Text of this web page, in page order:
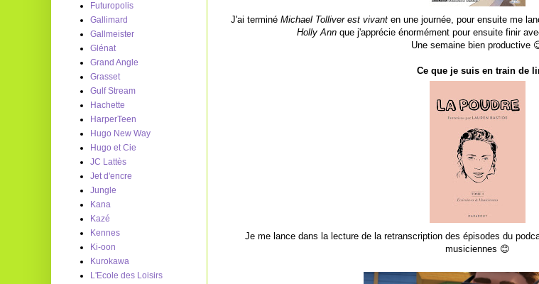
J'ai terminé Michael Tolliver est vivanten une journée, pour ensuite me
Holly Annque j'apprécie énormément pour ensuite finir
Une semaine bien productive
Ce que je suis en train de
Je me lance dans la lecture de la retranscription des épisodes du
musiciennes 😊
Futuropolis
Gallimard
Gallmeister
Glénat
Grand Angle
Grasset
Gulf Stream
Hachette
HarperTeen
Hugo New Way
Hugo et Cie
JC Lattès
Jet d'encre
Jungle
Kana
Kazé
Kennes
Ki-oon
Kurokawa
L'Ecole des Loisirs